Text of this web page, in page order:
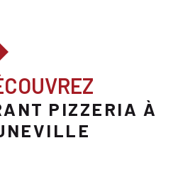
PIZZERIA À